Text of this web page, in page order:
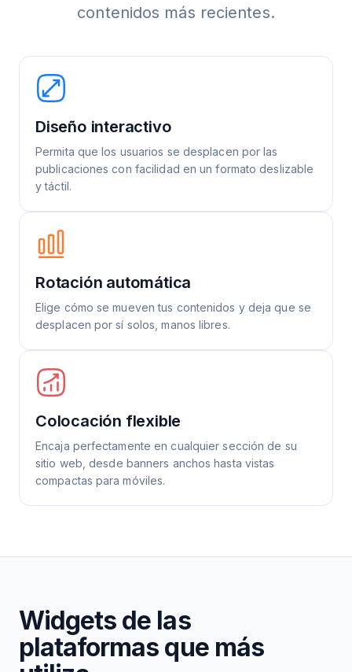
contenidos más recientes.
Diseño interactivo
Permita que los usuarios se desplacen por las
publicaciones con facilidad en un formato deslizable
y táctil.
Rotación automática
Elige cómo se mueven tus contenidos y deja que se
desplacen por sí solos, manos libres.
Colocación flexible
Encaja perfectamente en cualquier sección de su
sitio web, desde banners anchos hasta vistas
compactas para móviles.
Widgets de las
plataformas que más